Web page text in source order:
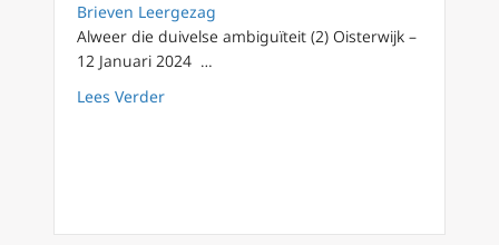
Brieven Leergezag
Alweer die duivelse ambiguïteit (2) Oisterwijk –
12 Januari 2024 …
Lees Verderabout Fiducia Supplicans: ambiguïteit (deel